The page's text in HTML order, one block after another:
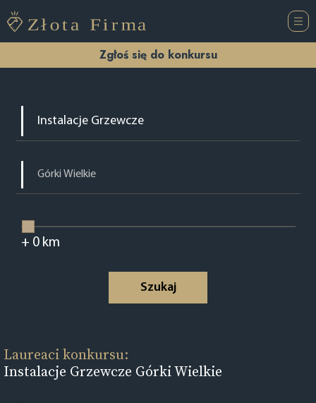
Zgłoś się do konkursu
+ 0km
Szukaj
Laureaci konkursu:
Instalacje Grzewcze Górki Wielkie